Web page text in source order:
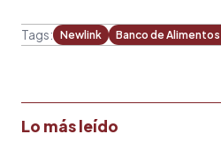
Tags: Newlink Banco de
Lo más leído